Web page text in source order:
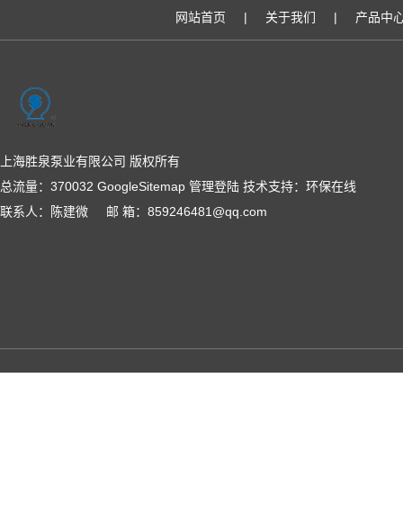
网站首页 | 关于我们 | 产品中
上海胜泉泵业有限公司 版权所有
总流量：370032 GoogleSitemap 管理登陆 技术支持： 环保在线
联系人：陈建微 邮 箱：859246481@qq.com